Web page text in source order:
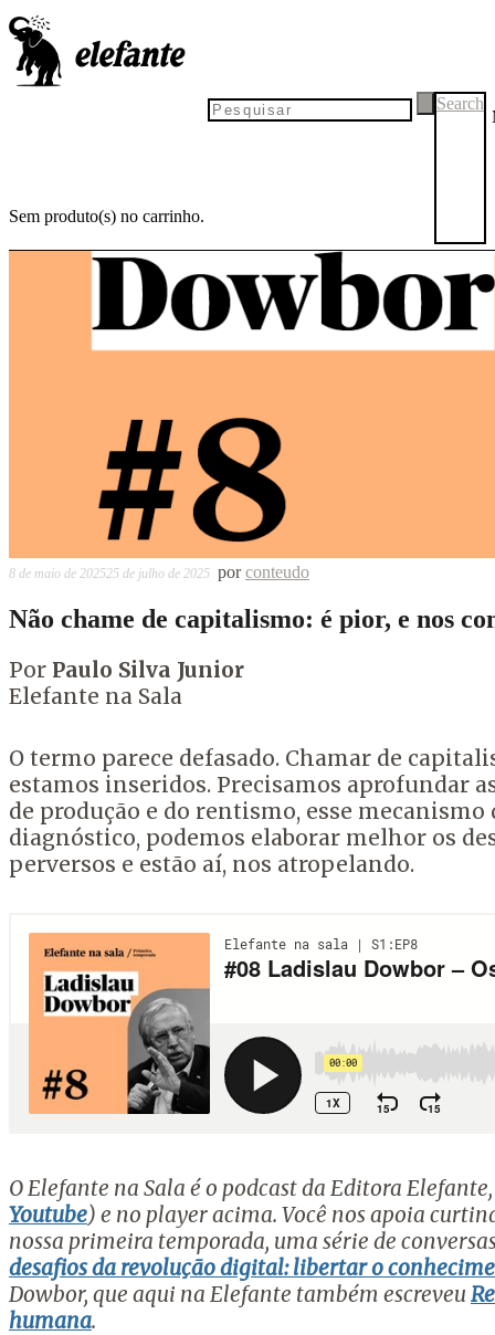
Sem produto(s) no carrinho.
Search
8 de maio de 202525 de julho de 2025 porconteudo
Não chame de capitalismo: é pior, e nos
Por Paulo Silva Junior
Elefante na Sala
O termo parece defasado. Chamar de
estamos inseridos. Precisamos aprofundar
de produção e do rentismo, esse
diagnóstico, podemos elaborar melhor os
perversos e estão aí, nos atropelando.
O Elefante na Sala é o podcast da Editora
Youtube) e no player acima. Você nos apoia
nossa primeira temporada, uma série de
desafios da revolução digital: libertar o
Dowbor, que aqui na Elefante também escreveu
humana.